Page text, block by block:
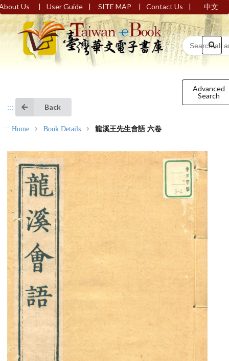
Us | User Guide | SITE MAP | Contact Us | 中文
Advanced
Search
::: Back
::: Home Book Details 龍溪王先生會語 六卷